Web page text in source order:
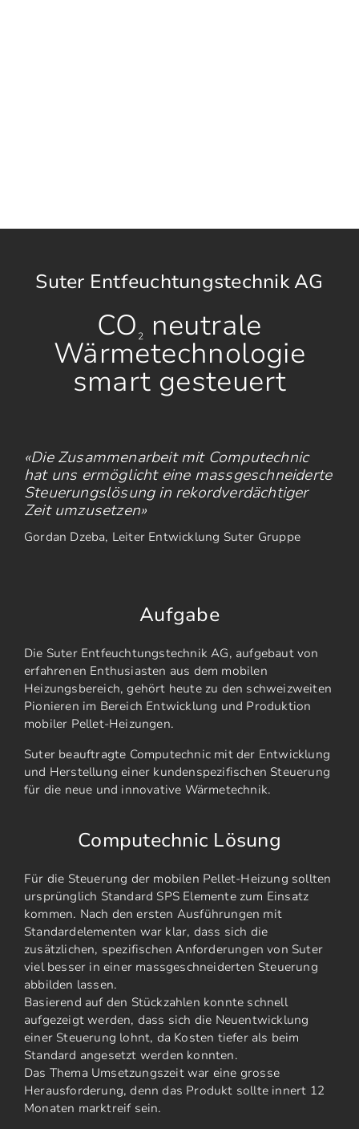
Suter Entfeuchtungstechnik AG
CO 2 neutrale
Wärmetechnologie
smart gesteuert
«Die Zusammenarbeit mit Computechnic
hat uns ermöglicht eine massgeschneiderte
Steuerungslösung in rekordverdächtiger
Zeit umzusetzen»
Gordan Dzeba, Leiter Entwicklung Suter Gruppe
Aufgabe
Die Suter Entfeuchtungstechnik AG, aufgebaut von
erfahrenen Enthusiasten aus dem mobilen
Heizungsbereich, gehört heute zu den schweizweiten
Pionieren im Bereich Entwicklung und Produktion
mobiler Pellet-Heizungen.
Suter beauftragte Computechnic mit der Entwicklung
und Herstellung einer kundenspezifischen Steuerung
für die neue und innovative Wärmetechnik.
Computechnic Lösung
Für die Steuerung der mobilen Pellet-Heizung sollten
ursprünglich Standard SPS Elemente zum Einsatz
kommen. Nach den ersten Ausführungen mit
Standardelementen war klar, dass sich die
zusätzlichen, spezifischen Anforderungen von Suter
viel besser in einer massgeschneiderten Steuerung
abbilden lassen.
Basierend auf den Stückzahlen konnte schnell
aufgezeigt werden, dass sich die Neuentwicklung
einer Steuerung lohnt, da Kosten tiefer als beim
Standard angesetzt werden konnten.
Das Thema Umsetzungszeit war eine grosse
Herausforderung, denn das Produkt sollte innert 12
Monaten marktreif sein.